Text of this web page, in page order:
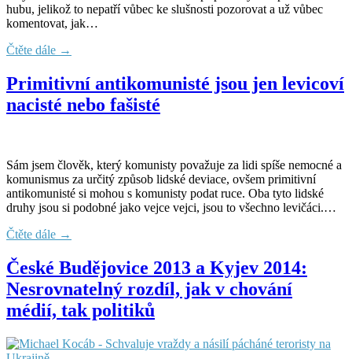
hubu, jelikož to nepatří vůbec ke slušnosti pozorovat a už vůbec
komentovat, jak…
Čtěte dále →
Primitivní antikomunisté jsou jen levicoví
nacisté nebo fašisté
Sám jsem člověk, který komunisty považuje za lidi spíše nemocné a
komunismus za určitý způsob lidské deviace, ovšem primitivní
antikomunisté si mohou s komunisty podat ruce. Oba tyto lidské
druhy jsou si podobné jako vejce vejci, jsou to všechno levičáci.…
Čtěte dále →
České Budějovice 2013 a Kyjev 2014:
Nesrovnatelný rozdíl, jak v chování
médií, tak politiků